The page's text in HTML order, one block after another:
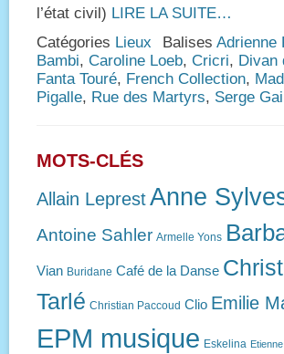
l’état civil) LIRE LA SUITE…
Catégories Lieux Balises Adrienne
Bambi, Caroline Loeb, Cricri, Divan
Fanta Touré, French Collection,
Pigalle, Rue des Martyrs, Serge
MOTS-CLÉS
Allain LeprestAnne
Antoine Sahler Armelle Yons
Vian Buridane Café de la Danse
Tarlé Christian Paccoud Clio Emilie
EPM musique Eskelina